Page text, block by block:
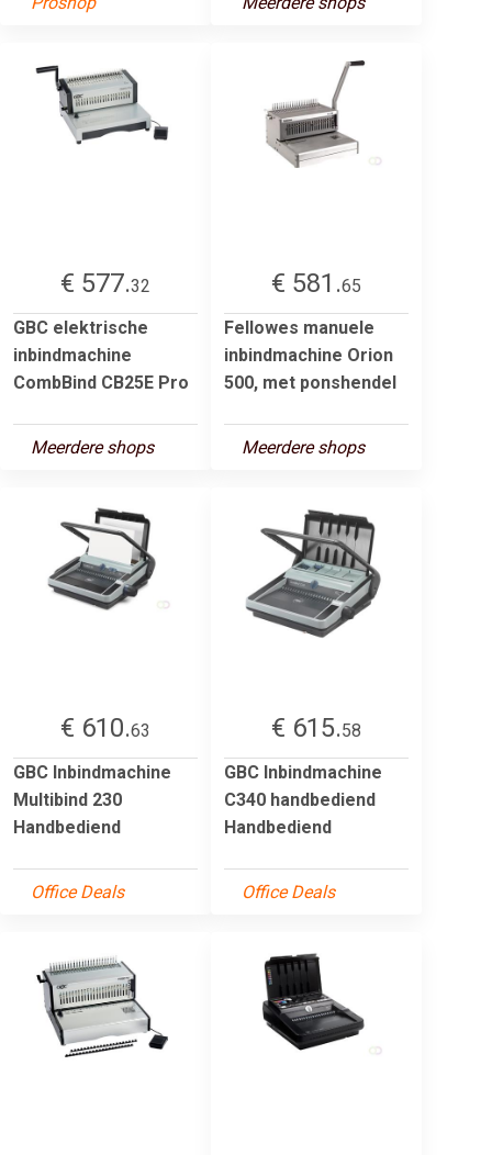
€ 577.32
GBC elektrische
inbindmachine
CombBind CB25E Pro
Meerdere shops
€ 581.65
Fellowes manuele
inbindmachine Orion
500, met ponshendel
Meerdere shops
€ 610.63
GBC Inbindmachine
Multibind 230
Handbediend
Office Deals
€ 615.58
GBC Inbindmachine
C340 handbediend
Handbediend
Office Deals